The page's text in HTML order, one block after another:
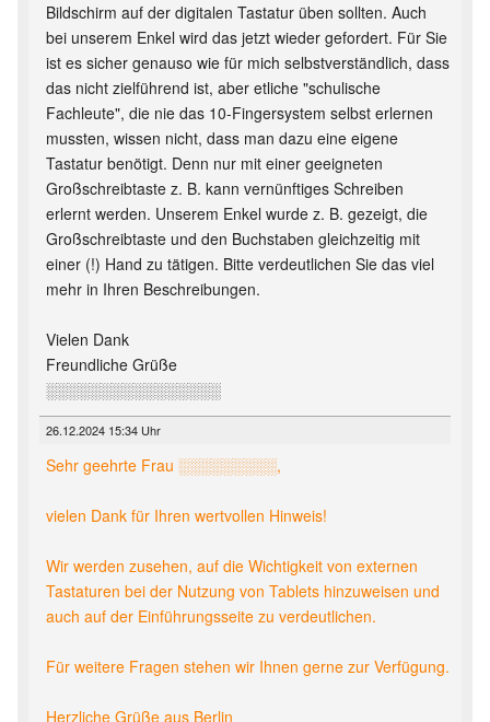
Bildschirm auf der digitalen Tastatur üben sollten. Auch
bei unserem Enkel wird das jetzt wieder gefordert. Für Sie
ist es sicher genauso wie für mich selbstverständlich, dass
das nicht zielführend ist, aber etliche "schulische
Fachleute", die nie das 10-Fingersystem selbst erlernen
mussten, wissen nicht, dass man dazu eine eigene
Tastatur benötigt. Denn nur mit einer geeigneten
Großschreibtaste z. B. kann vernünftiges Schreiben
erlernt werden. Unserem Enkel wurde z. B. gezeigt, die
Großschreibtaste und den Buchstaben gleichzeitig mit
einer (!) Hand zu tätigen. Bitte verdeutlichen Sie das viel
mehr in Ihren Beschreibungen.
Vielen Dank
Freundliche Grüße
░░░░░░░░░░░░░░░░
26.12.2024 15:34 Uhr
Sehr geehrte Frau ░░░░░░░░░,
vielen Dank für Ihren wertvollen Hinweis!
Wir werden zusehen, auf die Wichtigkeit von externen
Tastaturen bei der Nutzung von Tablets hinzuweisen und
auch auf der Einführungsseite zu verdeutlichen.
Für weitere Fragen stehen wir Ihnen gerne zur Verfügung.
Herzliche Grüße aus Berlin